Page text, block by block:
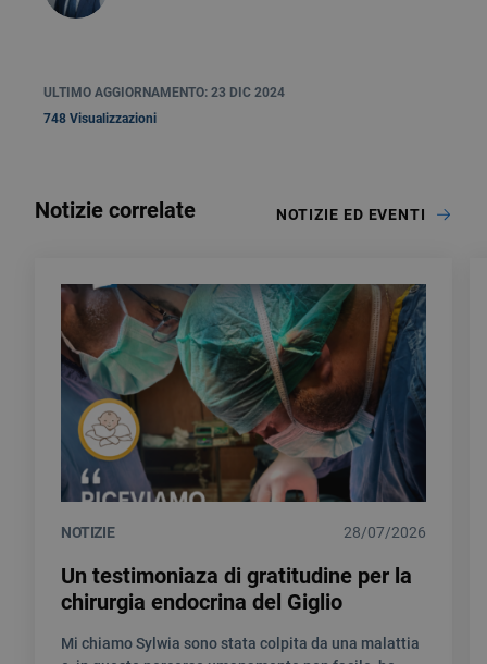
ULTIMO AGGIORNAMENTO: 23 DIC 2024
748 Visualizzazioni
Notizie correlate NOTIZIE ED EVENTI
NOTIZIE 28/07/2026
Un testimoniaza di gratitudine per la
chirurgia endocrina del Giglio
Mi chiamo Sylwia sono stata colpita da una malattia